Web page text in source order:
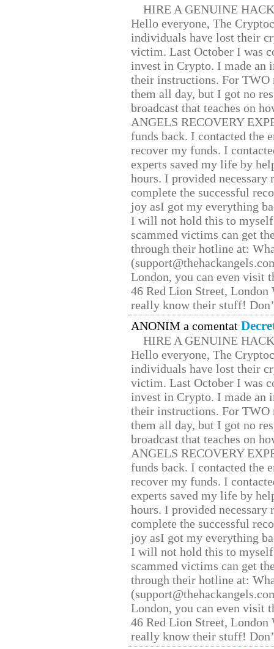
HIRE A GENUINE
Hello everyone, The
individuals have lost their
victim. Last October I was
invest in Crypto. I made
their instructions. For TWO
them all day, but I got no
broadcast that teaches on
ANGELS RECOVERY
funds back. I contacted the
recover my funds. I
experts saved my life by
hours. I provided
complete the successful
joy asI got my everything
I will not hold this to
scammed victims can get
through their hotline at:
London, you can even visit
46 Red Lion Street, London
really know their stuff!
ANONIM a comentat
HIRE A GENUINE
Hello everyone, The
individuals have lost their
victim. Last October I was
invest in Crypto. I made
their instructions. For TWO
them all day, but I got no
broadcast that teaches on
ANGELS RECOVERY
funds back. I contacted the
recover my funds. I
experts saved my life by
hours. I provided
complete the successful
joy asI got my everything
I will not hold this to
scammed victims can get
through their hotline at:
London, you can even visit
46 Red Lion Street, London
really know their stuff!